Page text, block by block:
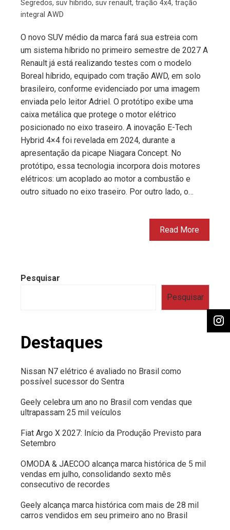
Segredos, suv hibrido, suv renault, tração 4x4, tração
integral AWD
O novo SUV médio da marca fará sua estreia com
um sistema híbrido no primeiro semestre de 2027 A
Renault já está realizando testes com o modelo
Boreal híbrido, equipado com tração AWD, em solo
brasileiro, conforme evidenciado por uma imagem
enviada pelo leitor Adriel. O protótipo exibe uma
caixa metálica que protege o motor elétrico
posicionado no eixo traseiro. A inovação E-Tech
Hybrid 4×4 foi revelada em 2024, durante a
apresentação da picape Niagara Concept. No
protótipo, essa tecnologia incorpora dois motores
elétricos: um acoplado ao motor a combustão e
outro situado no eixo traseiro. Por outro lado, o…
Read More
Pesquisar
Pesquisar
Destaques
Nissan N7 elétrico é avaliado no Brasil como
possível sucessor do Sentra
Geely celebra um ano no Brasil com vendas que
ultrapassam 25 mil veículos
Fiat Argo X 2027: Início da Produção Previsto para
Setembro
OMODA & JAECOO alcança marca histórica de 5 mil
vendas em julho, consolidando sexto mês
consecutivo de recordes
Geely alcança marca histórica com mais de 28 mil
carros vendidos em seu primeiro ano no Brasil